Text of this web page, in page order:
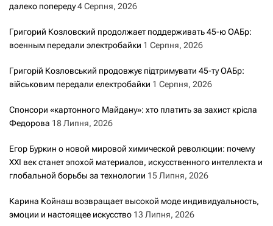
далеко попереду4 Серпня, 2026
Григорий Козловский продолжает поддерживать 45-ю ОАБр:
военным передали электробайки 1 Серпня, 2026
Григорій Козловський продовжує підтримувати 45-ту ОАБр:
військовим передали електробайки 1 Серпня, 2026
Спонсори «картонного Майдану»: хто платить за захист крісла
Федорова 18 Липня, 2026
Егор Буркин о новой мировой химической революции: почему
XXI век станет эпохой материалов, искусственного интеллекта и
глобальной борьбы за технологии 15 Липня, 2026
Карина Койнаш возвращает высокой моде индивидуальность,
эмоции и настоящее искусство 13 Липня, 2026